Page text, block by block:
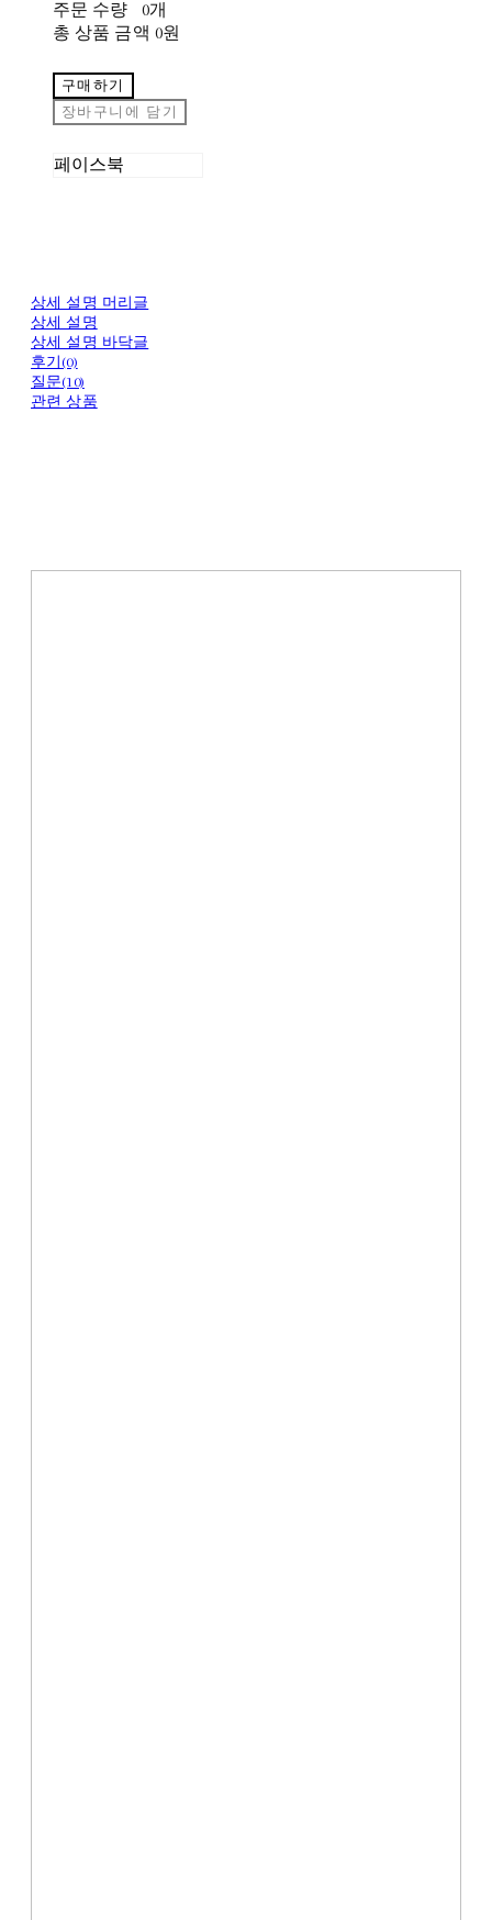
주문 수량
0개
총 상품 금액 0원
구매하기
장바구니에 담기
페이스북
상세 설명 머리글
상세 설명
상세 설명 바닥글
후기(0)
질문(10)
관련 상품